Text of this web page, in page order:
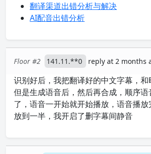
翻译渠道出错分析与解决
AI配音出错分析
Floor #2 141.11.**0 reply at 2 months
识别好后，我把翻译好的中文字幕，和
但是生成语音后，然后再合成，顺序
了，语音一开始就开始播放，语音播
放到一半，我开启了删字幕间静音